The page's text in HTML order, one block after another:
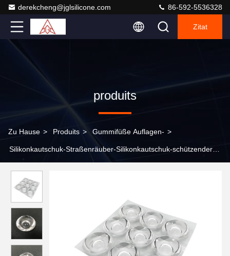
derekcheng@jglsilicone.com 86-592-5536328
Zitat
produits
Zu Hause > Produits > Gummifüße Auflagen- >
Silikonkautschuk-Straßenräuber-Silikonkautschuk-schützender